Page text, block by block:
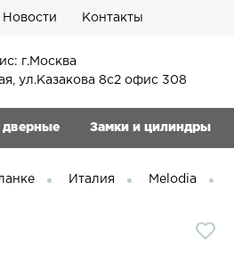
Новости Контакты
г.Москва
ул.Казакова 8с2 офис 308
дверные Замки и цилиндры
Италия Melodia